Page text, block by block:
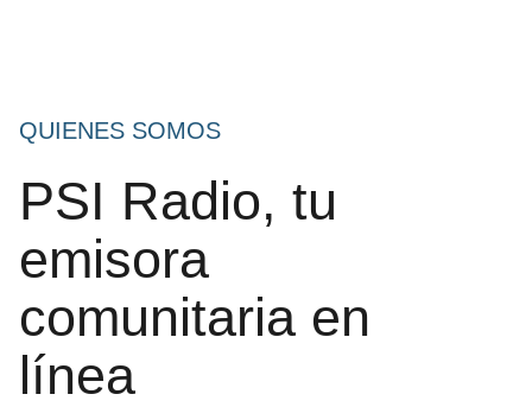
QUIENES SOMOS
PSI Radio, tu
emisora
comunitaria en
línea